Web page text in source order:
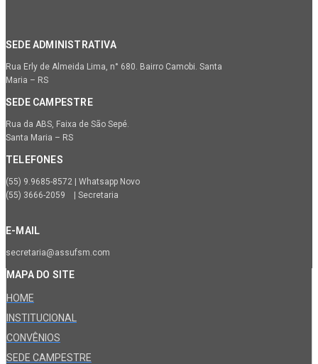
SEDE ADMINISTRATIVA
Rua Erly de Almeida Lima, n° 680. Bairro Camobi. Santa
Maria – RS
SEDE CAMPESTRE
Rua da ABS, Faixa de São Sepé.
Santa Maria – RS
TELEFONES
(55) 9.9685-8572 | Whatsapp Novo
(55) 3666-2059 | Secretaria
E-MAIL
secretaria@assufsm.com
MAPA DO SITE
HOME
INSTITUCIONAL
CONVÊNIOS
SEDE CAMPESTRE